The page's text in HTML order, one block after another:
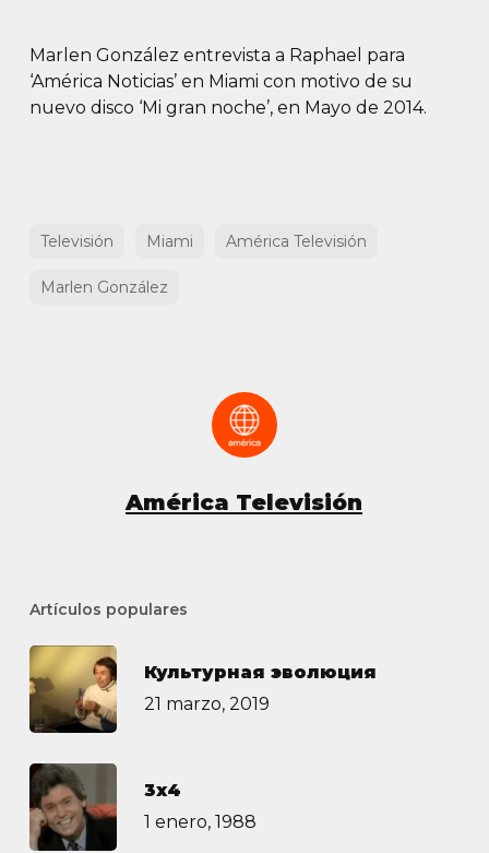
Marlen González entrevista a Raphael para
‘América Noticias’ en Miami con motivo de su
nuevo disco ‘Mi gran noche’, en Mayo de 2014.
Televisión Miami América Televisión
Marlen González
América Televisión
Artículos populares
Культурная эволюция
21 marzo, 2019
3х4
1 enero, 1988